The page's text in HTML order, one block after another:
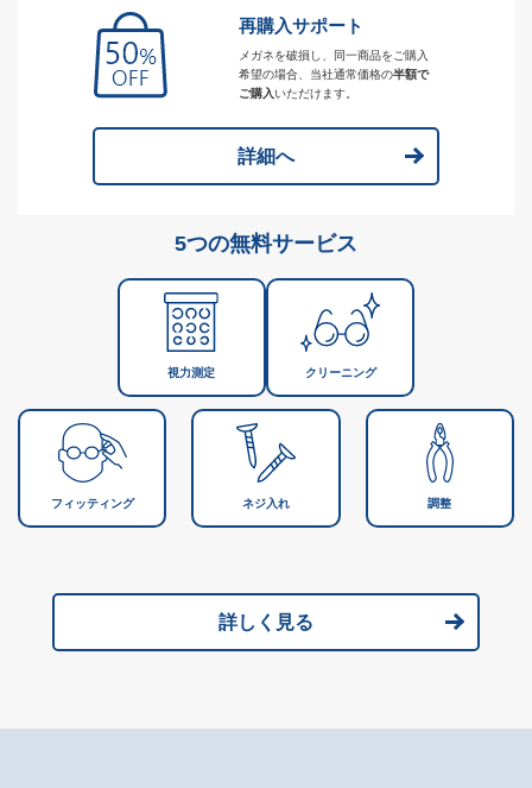
再購入サポート
メガネを破損し、同一商品をご購入
希望の場合、当社通常価格の半額で
ご購入いただけます。
詳細へ
5つの無料サービス
視力測定 クリーニング
フィッティング ネジ入れ 調整
詳しく見る